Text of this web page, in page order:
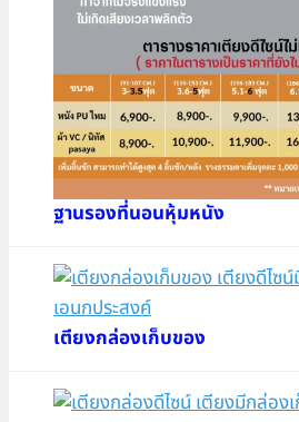
ฐานรองที่นอนหุ้มหนัง
เตียงกล่องเก็บของ